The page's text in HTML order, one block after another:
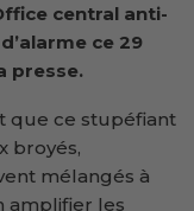
central anti-
ce 29
presse.
que ce stupéfiant
broyés,
mélangés à
amplifier les